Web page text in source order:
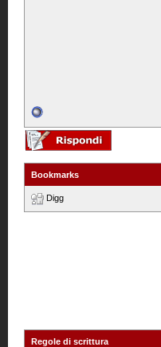
Bookmarks
Digg
Regole di scrittura